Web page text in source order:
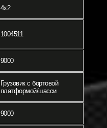
4x2
1004511
9000
Грузовик c бортовой
платформой/шасси
9000